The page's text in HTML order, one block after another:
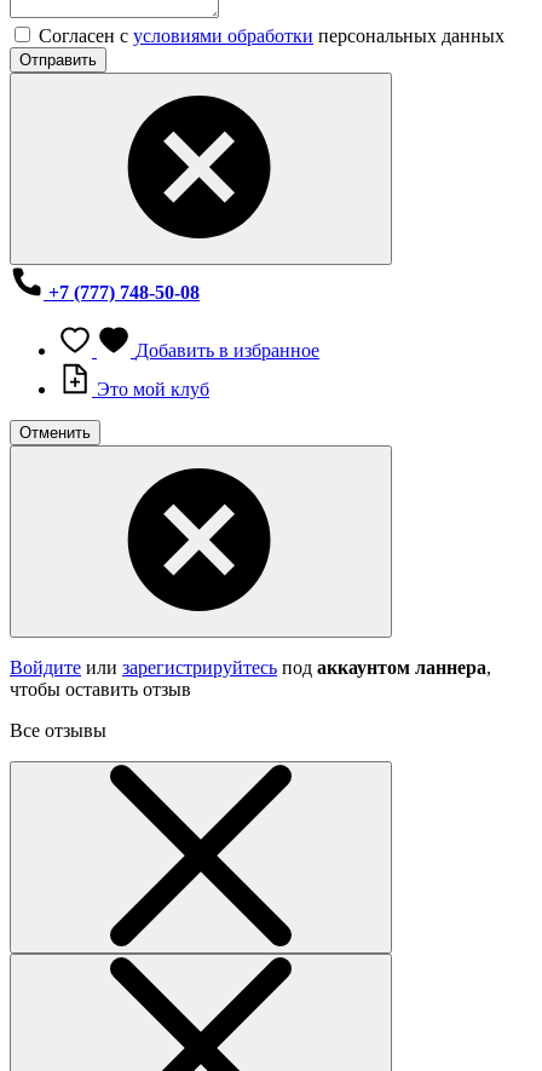
Согласен с условиями обработки персональных данных
Отправить
+7 (777) 748-50-08
Добавить в избранное
Это мой клуб
Отменить
Войдите или зарегистрируйтесь под аккаунтом ланнера,
чтобы оставить отзыв
Все отзывы